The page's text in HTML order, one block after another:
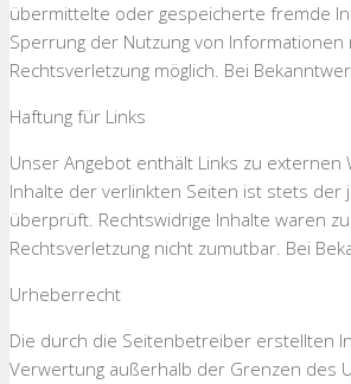
übermittelte oder gespeicherte fremde
Sperrung der Nutzung von
Rechtsverletzung möglich. Bei
Haftung für Links
Unser Angebot enthält Links zu
Inhalte der verlinkten Seiten ist stets der
überprüft. Rechtswidrige Inhalte waren
Rechtsverletzung nicht zumutbar. Bei
Urheberrecht
Die durch die Seitenbetreiber erstellten
Verwertung außerhalb der Grenzen des